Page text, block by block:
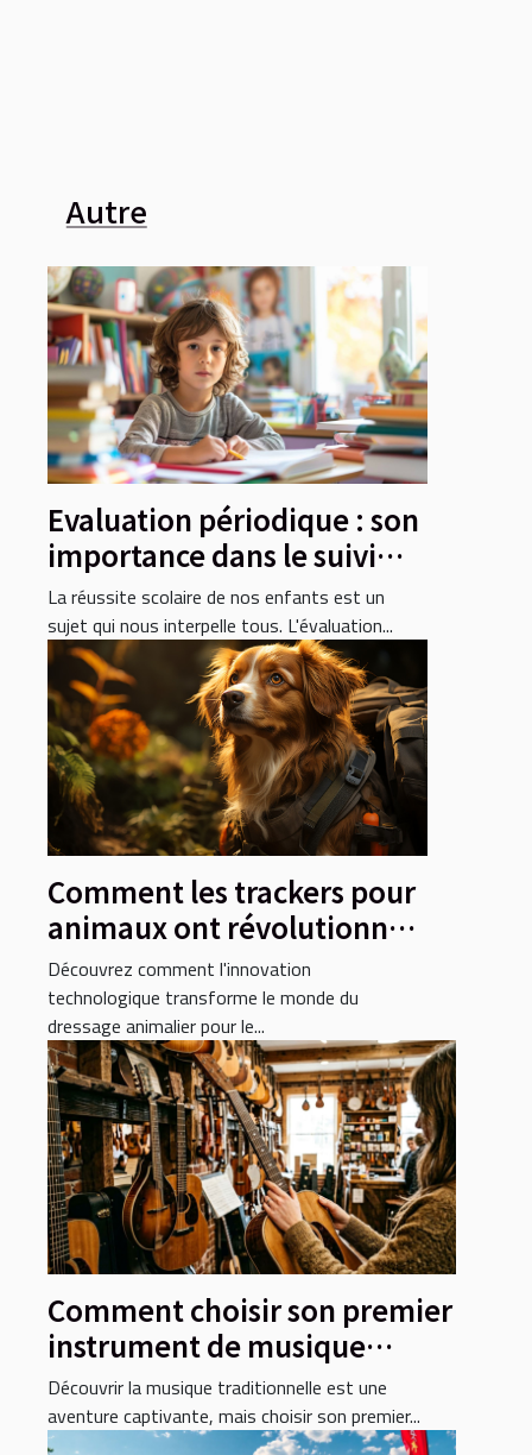
Autre
Comment choisir son premier
instrument de musique
traditionnel ?
Découvrir la musique traditionnelle est une
aventure captivante, mais choisir son premier...
Evaluation périodique : son
importance dans le suivi
académique des enfants
La réussite scolaire de nos enfants est un
sujet qui nous interpelle tous. L'évaluation...
Comment les trackers pour
animaux ont révolutionné
le dressage en préparation
pour les rôles
cinématographiques
Découvrez comment l'innovation
technologique transforme le monde du
dressage animalier pour le...